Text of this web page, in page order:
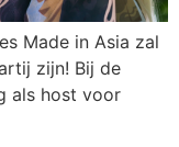
Made in Asia zal
zijn! Bij de
als host voor